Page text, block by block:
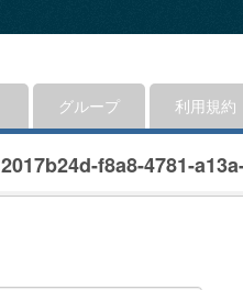
グループ 利用規約
2017b24d-f8a8-4781-